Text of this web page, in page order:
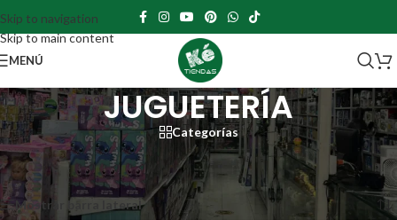
Skip to navigation
Skip to main content
MENÚ
JUGUETERÍA
Categorías
Portada»JUGUETERÍA»Página 64
Mostrando 757–768 de 801 resultados
Mostrar barra lateral